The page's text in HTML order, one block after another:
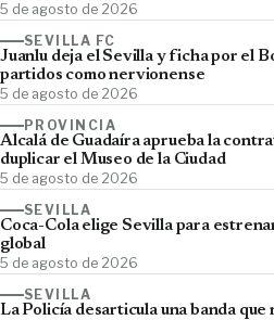
5 de agosto de 2026
SEVILLA FC
Juanlu deja el Sevilla y ficha por el
partidos como nervionense
5 de agosto de 2026
PROVINCIA
Alcalá de Guadaíra aprueba la
duplicar el Museo de la Ciudad
5 de agosto de 2026
SEVILLA
Coca-Cola elige Sevilla para
global
5 de agosto de 2026
SEVILLA
La Policía desarticula una banda